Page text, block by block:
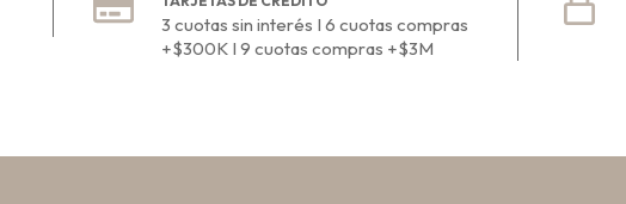
3 cuotas sin interés I 6 cuotas compras
+$300K I 9 cuotas compras +$3M